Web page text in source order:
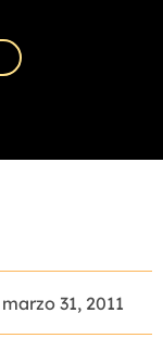
marzo 31, 2011